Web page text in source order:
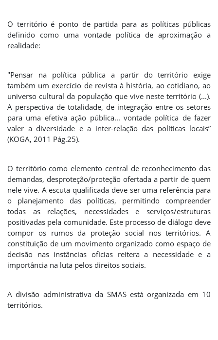
O território é ponto de partida para as políticas públicas
definido como uma vontade política de aproximação a
realidade:
"Pensar na política pública a partir do território exige
também um exercício de revista à história, ao cotidiano, ao
universo cultural da população que vive neste território (...).
A perspectiva de totalidade, de integração entre os setores
para uma efetiva ação pública... vontade política de fazer
valer a diversidade e a inter-relação das políticas locais”
(KOGA, 2011 Pág.25).
O território como elemento central de reconhecimento das
demandas, desproteção/proteção ofertada a partir de quem
nele vive. A escuta qualificada deve ser uma referência para
o planejamento das políticas, permitindo compreender
todas as relações, necessidades e serviços/estruturas
positivadas pela comunidade. Este processo de diálogo deve
compor os rumos da proteção social nos territórios. A
constituição de um movimento organizado como espaço de
decisão nas instâncias oficias reitera a necessidade e a
importância na luta pelos direitos sociais.
A divisão administrativa da SMAS está organizada em 10
territórios.